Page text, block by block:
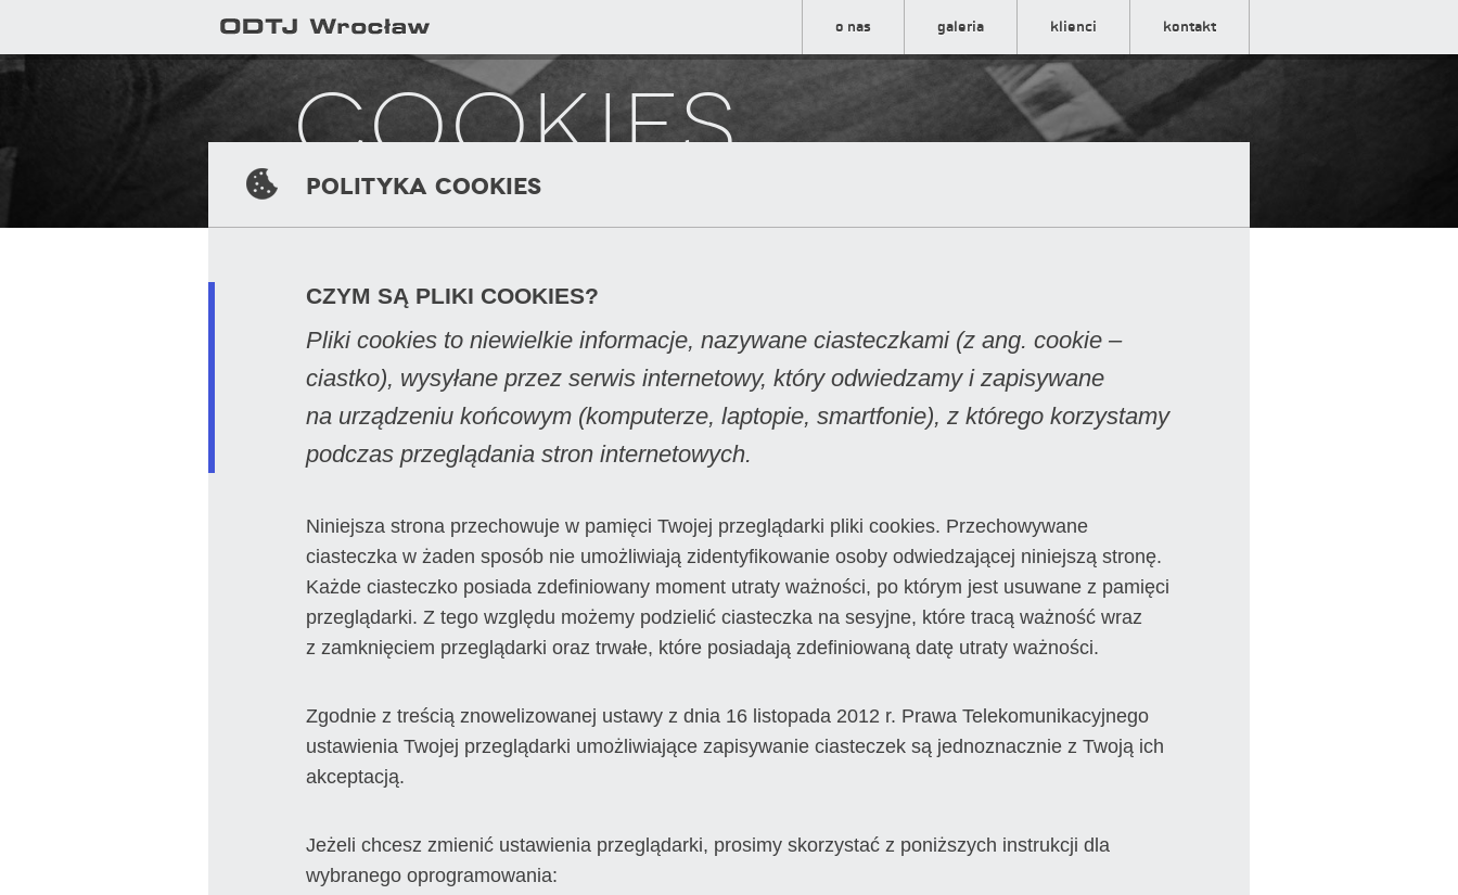
o nas galeria klienci kontakt
Cookies
Polityka cookies
CZYM SĄ PLIKI COOKIES?
Pliki cookies to niewielkie informacje, nazywane ciasteczkami (z ang. cookie –
ciastko), wysyłane przez serwis internetowy, który odwiedzamy i zapisywane
na urządzeniu końcowym (komputerze, laptopie, smartfonie), z którego korzystamy
podczas przeglądania stron internetowych.
Niniejsza strona przechowuje w pamięci Twojej przeglądarki pliki cookies. Przechowywane
ciasteczka w żaden sposób nie umożliwiają zidentyfikowanie osoby odwiedzającej niniejszą stronę.
Każde ciasteczko posiada zdefiniowany moment utraty ważności, po którym jest usuwane z pamięci
przeglądarki. Z tego względu możemy podzielić ciasteczka na sesyjne, które tracą ważność wraz
z zamknięciem przeglądarki oraz trwałe, które posiadają zdefiniowaną datę utraty ważności.
Zgodnie z treścią znowelizowanej ustawy z dnia 16 listopada 2012 r. Prawa Telekomunikacyjnego
ustawienia Twojej przeglądarki umożliwiające zapisywanie ciasteczek są jednoznacznie z Twoją ich
akceptacją.
Jeżeli chcesz zmienić ustawienia przeglądarki, prosimy skorzystać z poniższych instrukcji dla
wybranego oprogramowania: